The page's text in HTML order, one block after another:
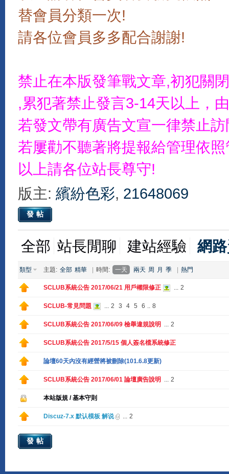
替會員分類一次!
請各位會員多多配合謝謝!
禁止在本版發筆戰文章,初犯關
,累犯著禁止發言3-14天以上，
若發文帶有廣告文宣一律禁止訪
若屢勸不聽著將提報給管理依
以上請各位站長尊守!
版主: 繽紛色彩, 21648069
發帖
全部 站長閒聊 建站經驗 網
類型 主題: 全部 精華 時間: 一天 兩天 周 月 季 熱門
SCLUB系統公告 2017/06/21 用戶權限修正 ... 2
SCLUB-常見問題 ... 2 3 4 5 6 .. 8
SCLUB系統公告 2017/06/09 檢舉違規說明 ... 2
SCLUB系統公告 2017/5/15 個人簽名檔系統修正
論壇60天內沒有經營將被刪除(101.6.8更新)
SCLUB系統公告 2017/06/01 論壇廣告說明 ... 2
本站版規 / 基本守則
Discuz-7.x 默认模板 解说 ... 2
發帖